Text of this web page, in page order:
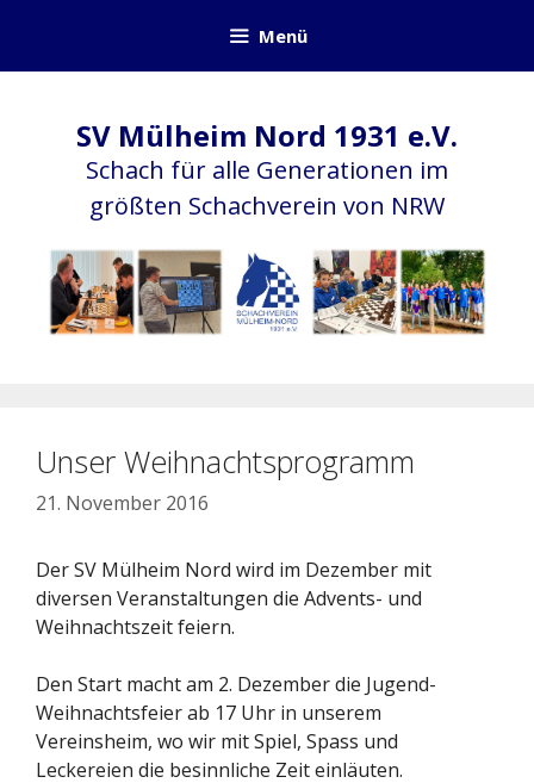
springen
Menü
SV Mülheim Nord 1931 e.V.
Schach für alle Generationen im
größten Schachverein von NRW
Unser Weihnachtsprogramm
21. November 2016
Der SV Mülheim Nord wird im Dezember mit
diversen Veranstaltungen die Advents- und
Weihnachtszeit feiern.
Den Start macht am 2. Dezember die Jugend-
Weihnachtsfeier ab 17 Uhr in unserem
Vereinsheim, wo wir mit Spiel, Spass und
Leckereien die besinnliche Zeit einläuten.